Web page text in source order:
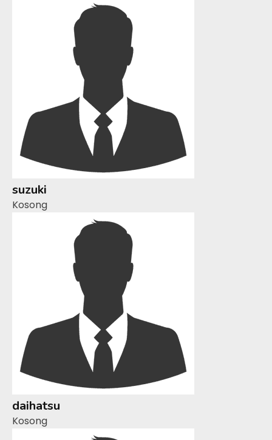
suzuki
Kosong
daihatsu
Kosong